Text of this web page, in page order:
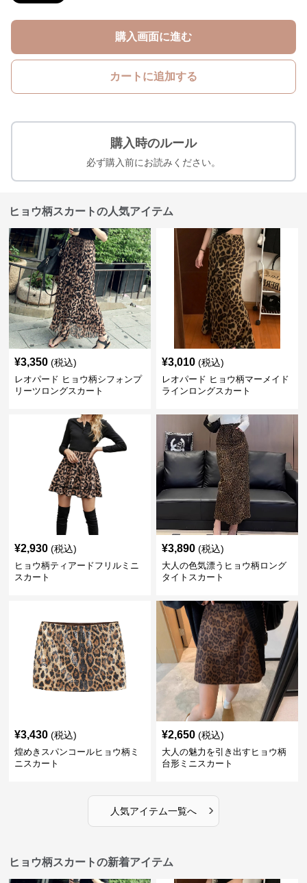
購入画面に進む
カートに追加する
購入時のルール
必ず購入前にお読みください。
ヒョウ柄スカートの人気アイテム
¥3,350 (税込)
レオパード ヒョウ柄シフォンプ
リーツロングスカート
¥3,010 (税込)
レオパード ヒョウ柄マーメイド
ラインロングスカート
¥2,930 (税込)
ヒョウ柄ティアードフリルミニ
スカート
¥3,890 (税込)
大人の色気漂うヒョウ柄ロング
タイトスカート
¥3,430 (税込)
煌めきスパンコールヒョウ柄ミ
ニスカート
¥2,650 (税込)
大人の魅力を引き出すヒョウ柄
台形ミニスカート
人気アイテム一覧へ ›
ヒョウ柄スカートの新着アイテム